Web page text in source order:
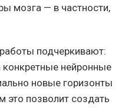
мозга — в частности,
подчеркивают:
конкретные нейронные
новые горизонты
позволит создать